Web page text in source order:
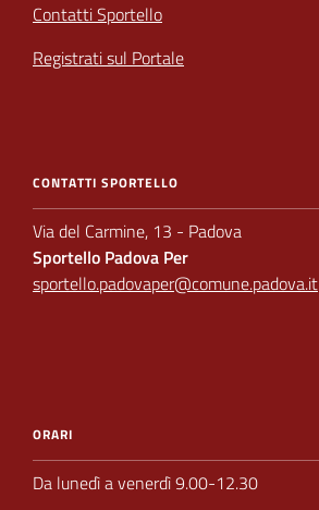
Contatti Sportello
Registrati sul Portale
CONTATTI SPORTELLO
Via del Carmine, 13 - Padova
Sportello Padova Per
sportello.padovaper@comune.padova.it
ORARI
Da lunedì a venerdì 9.00-12.30